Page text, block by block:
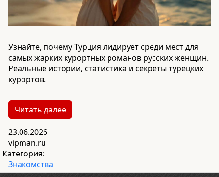
Узнайте, почему Турция лидирует среди мест для
самых жарких курортных романов русских женщин.
Реальные истории, статистика и секреты турецких
курортов.
Читать далее
23.06.2026
vipman.ru
Категория:
Знакомства